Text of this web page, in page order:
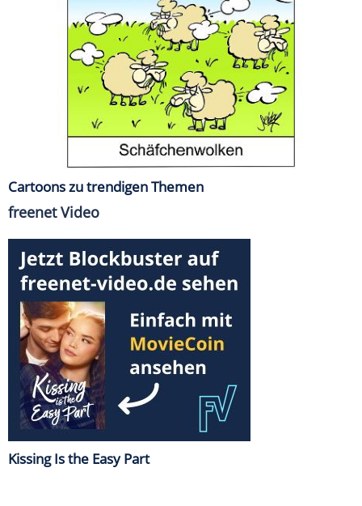
Cartoons zu trendigen Themen
freenet Video
Kissing Is the Easy Part